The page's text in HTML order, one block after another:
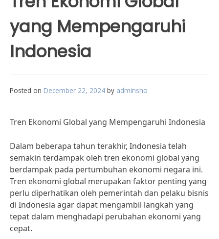
yang Mempengaruhi
Indonesia
Posted on December 22, 2024 by adminsho
Tren Ekonomi Global yang Mempengaruhi Indonesia
Dalam beberapa tahun terakhir, Indonesia telah
semakin terdampak oleh tren ekonomi global yang
berdampak pada pertumbuhan ekonomi negara ini.
Tren ekonomi global merupakan faktor penting yang
perlu diperhatikan oleh pemerintah dan pelaku bisnis
di Indonesia agar dapat mengambil langkah yang
tepat dalam menghadapi perubahan ekonomi yang
cepat.